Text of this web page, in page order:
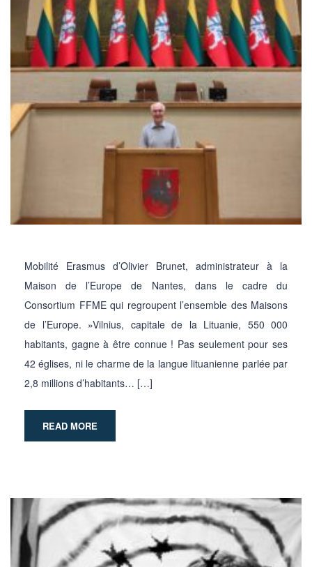
Mobilité Erasmus d’Olivier Brunet, administrateur à la
Maison de l’Europe de Nantes, dans le cadre du
Consortium FFME qui regroupent l’ensemble des Maisons
de l’Europe. »Vilnius, capitale de la Lituanie, 550 000
habitants, gagne à être connue ! Pas seulement pour ses
42 églises, ni le charme de la langue lituanienne parlée par
2,8 millions d’habitants… […]
READ MORE